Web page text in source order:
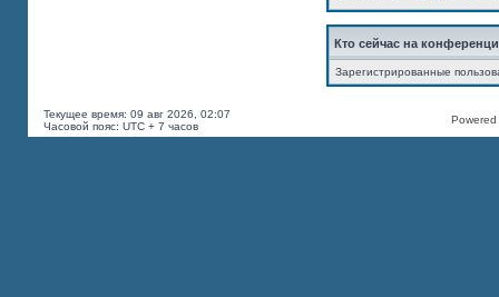
Кто сейчас на
Зарегистрированные
Текущее время: 09 авг 2026, 02:07
Часовой пояс: UTC + 7 часов